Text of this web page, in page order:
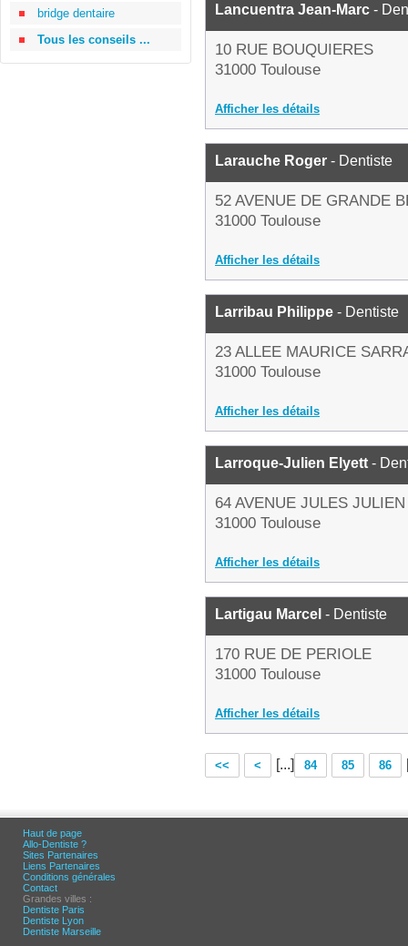
bridge dentaire
Tous les conseils ...
Lancuentra Jean-Marc -
10 RUE BOUQUIERES
31000 Toulouse
Afficher les détails
Larauche Roger - Dentiste
52 AVENUE DE GRANDE
31000 Toulouse
Afficher les détails
Larribau Philippe - Dentiste
23 ALLEE MAURICE
31000 Toulouse
Afficher les détails
Larroque-Julien Elyett -
64 AVENUE JULES JULIEN
31000 Toulouse
Afficher les détails
Lartigau Marcel - Dentiste
170 RUE DE PERIOLE
31000 Toulouse
Afficher les détails
<< < [...] 84 85 86
Haut de page
Allo-Dentiste ?
Sites Partenaires
Liens Partenaires
Conditions générales
Contact
Grandes villes :
Dentiste Paris
Dentiste Lyon
Dentiste Marseille